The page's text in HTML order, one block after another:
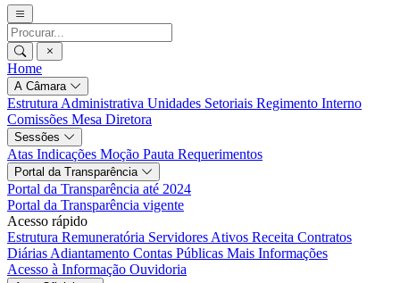
Home
A Câmara
Estrutura Administrativa Unidades Setoriais Regimento Interno
Comissões Mesa Diretora
Sessões
Atas Indicações Moção Pauta Requerimentos
Portal da Transparência
Portal da Transparência até 2024
Portal da Transparência vigente
Acesso rápido
Estrutura Remuneratória Servidores Ativos Receita Contratos
Diárias Adiantamento Contas Públicas Mais Informações
Acesso à Informação Ouvidoria